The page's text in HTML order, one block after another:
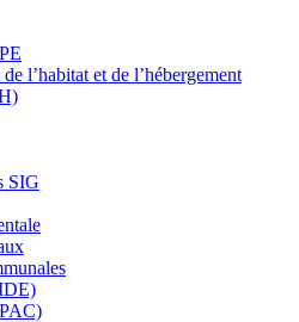
l’habitat et de l’hébergement
SIG